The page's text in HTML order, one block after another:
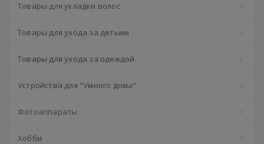
Товары для укладки волос
Товары для ухода за детьми
Товары для ухода за одеждой
Устройства для "Умного дома"
Фотоаппараты
Хобби